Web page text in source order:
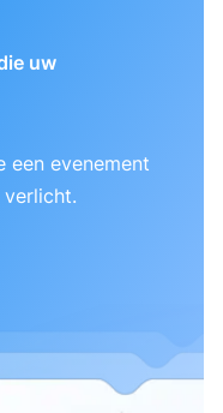
uw
een evenement